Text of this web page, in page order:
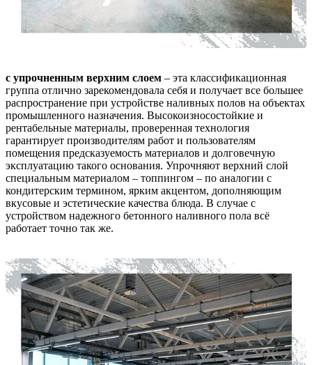
с упрочненным верхним слоем – эта классификационная
группа отлично зарекомендовала себя и получает все большее
распространение при устройстве наливных полов на объектах
промышленного назначения. Высокоизносостойкие и
рентабельные материалы, проверенная технология
гарантирует производителям работ и пользователям
помещения предсказуемость материалов и долговечную
эксплуатацию такого основания. Упрочняют верхний слой
специальным материалом – топпингом – по аналогии с
кондитерским термином, ярким акцентом, дополняющим
вкусовые и эстетические качества блюда. В случае с
устройством надежного бетонного наливного пола всё
работает точно так же.